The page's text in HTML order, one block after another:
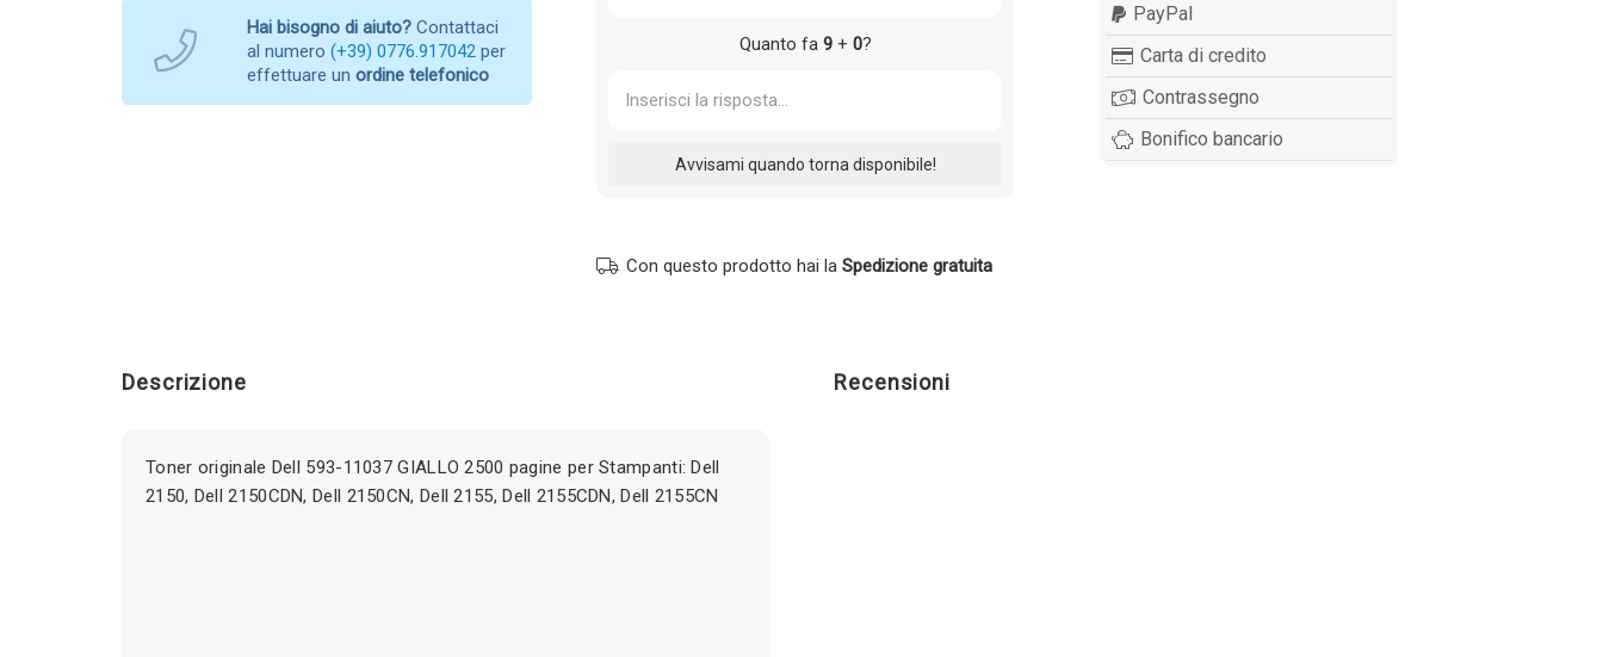
Hai bisogno di aiuto? Contattaci
al numero (+39) 0776.917042 per
effettuare un ordine telefonico
Quanto fa 9+ 0?
Con questo prodotto hai la Spedizione gratuita
PayPal
Carta di credito
Contrassegno
Bonifico bancario
Descrizione
Toner originale Dell 593-11037 GIALLO 2500 pagine per Stampanti: Dell
2150, Dell 2150CDN, Dell 2150CN, Dell 2155, Dell 2155CDN, Dell 2155CN
Recensioni